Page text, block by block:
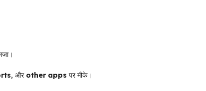
, और other apps पर मौके।